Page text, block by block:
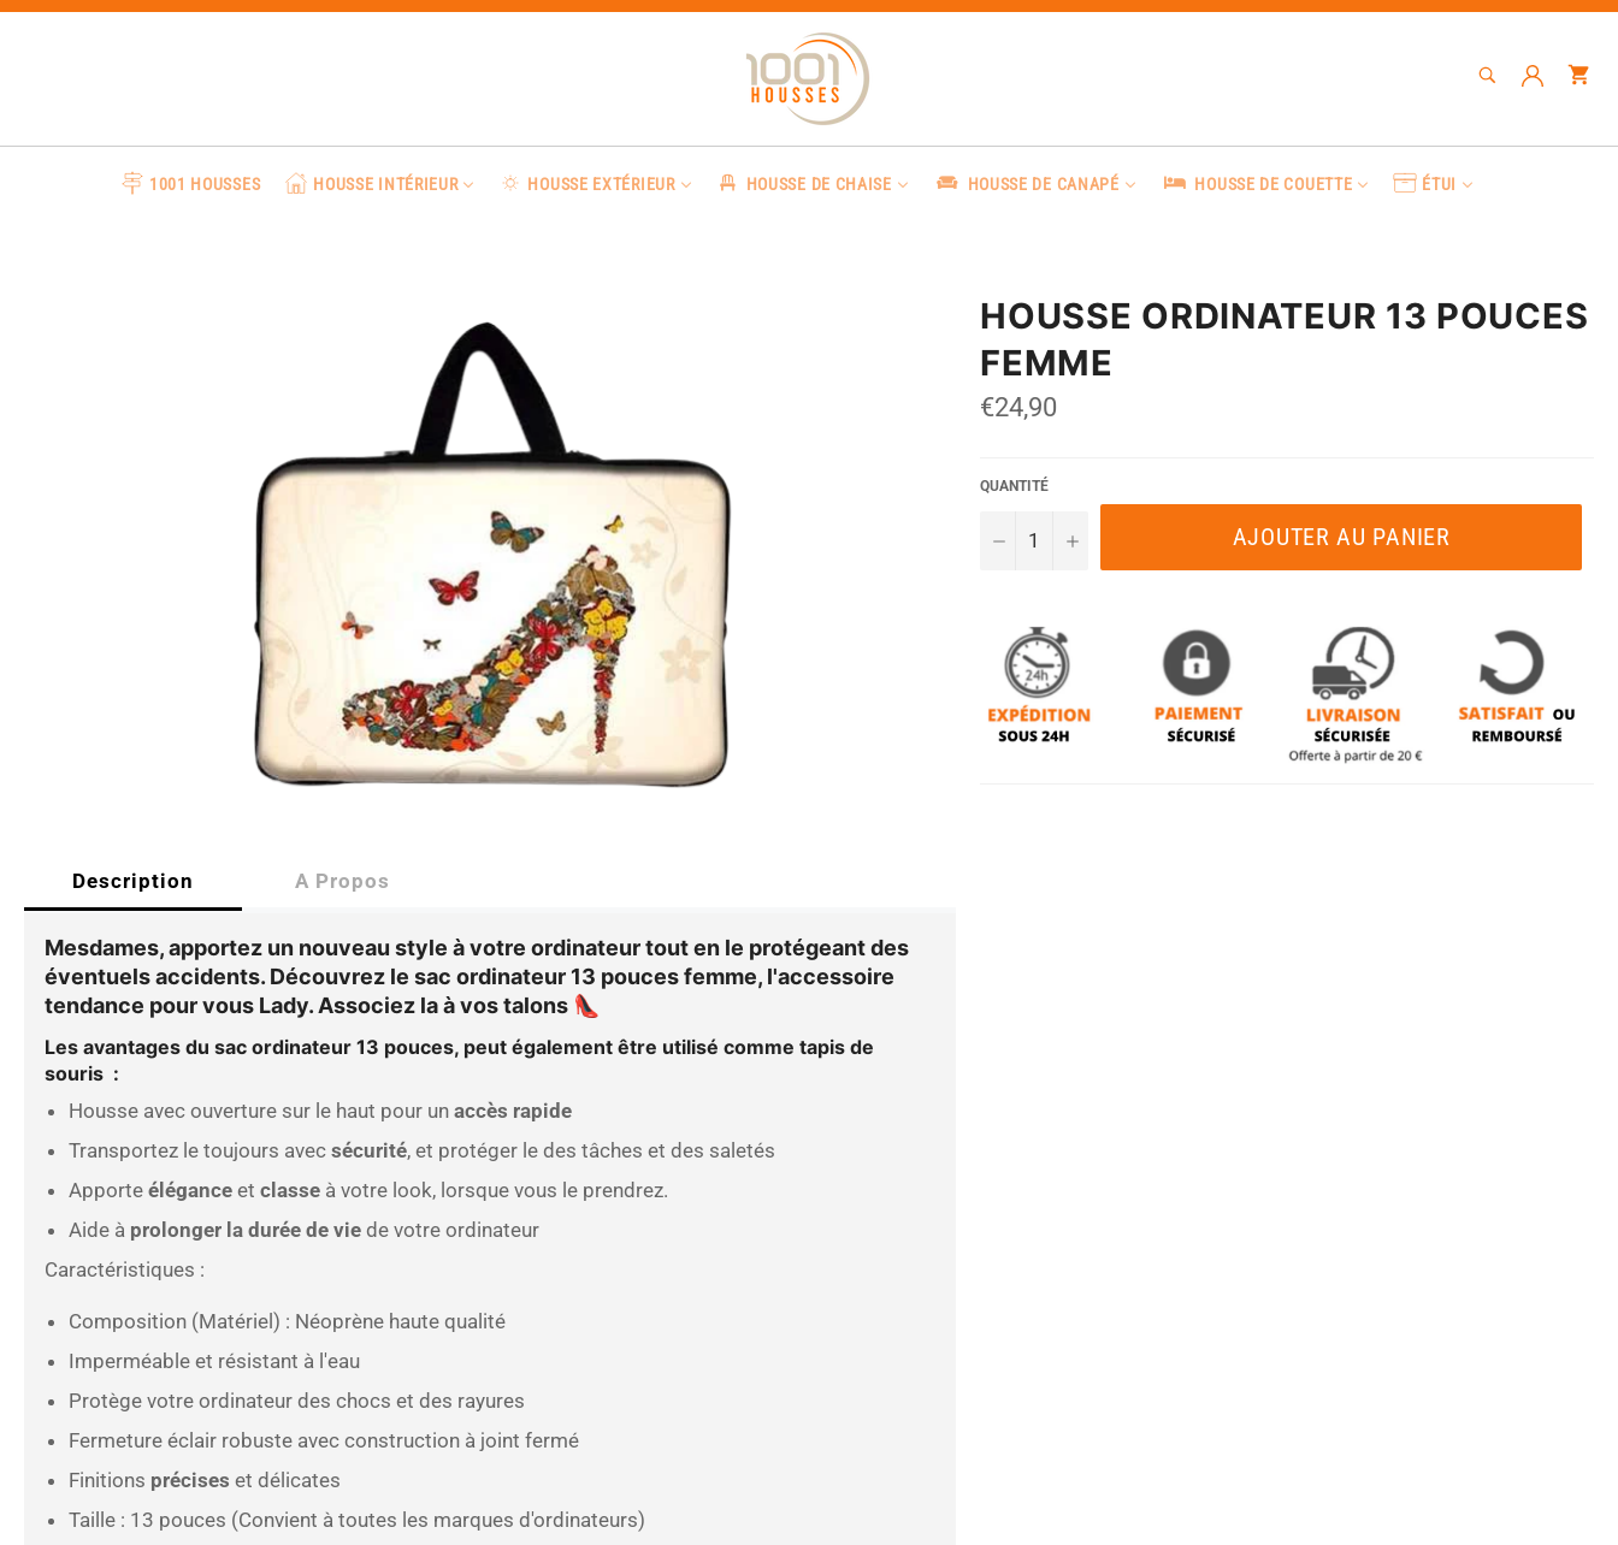
Passer
RECHERCHE
Recherche
1001 HOUSSES HOUSSE INTÉRIEUR HOUSSE EXTÉRIEUR HOUSSE DE CHAISE HOUSSE DE CANAPÉ HOUSSE DE COUETTE ÉTUI
Description A Propos
Mesdames, apportez un nouveau style à votre ordinateur tout en le protégeant des
éventuels accidents. Découvrez le sac ordinateur 13 pouces femme, l'accessoire
tendance pour vous Lady. Associez la à vos talons 👠
Les avantages du sac ordinateur 13 pouces, peut également être utilisé comme tapis de
souris :
Housse avec ouverture sur le haut pour un accès rapide
Transportez le toujours avec sécurité, et protéger le des tâches et des saletés
Apporte élégance et classe à votre look, lorsque vous le prendrez.
Aide à prolonger la durée de vie de votre ordinateur
Caractéristiques :
Composition (Matériel) : Néoprène haute qualité
Imperméable et résistant à l'eau
Protège votre ordinateur des chocs et des rayures
Fermeture éclair robuste avec construction à joint fermé
Finitions précises et délicates
Taille : 13 pouces (Convient à toutes les marques d'ordinateurs)
HOUSSE ORDINATEUR 13 POUCES
FEMME
Prix
régulier
€24,90
QUANTITÉ
− + AJOUTER AU PANIER